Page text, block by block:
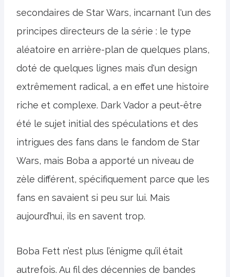
secondaires de Star Wars, incarnant l'un des
principes directeurs de la série : le type
aléatoire en arrière-plan de quelques plans,
doté de quelques lignes mais d'un design
extrêmement radical, a en effet une histoire
riche et complexe. Dark Vador a peut-être
été le sujet initial des spéculations et des
intrigues des fans dans le fandom de Star
Wars, mais Boba a apporté un niveau de
zèle différent, spécifiquement parce que les
fans en savaient si peu sur lui. Mais
aujourd’hui, ils en savent trop.
Boba Fett n’est plus l’énigme qu’il était
autrefois. Au fil des décennies de bandes